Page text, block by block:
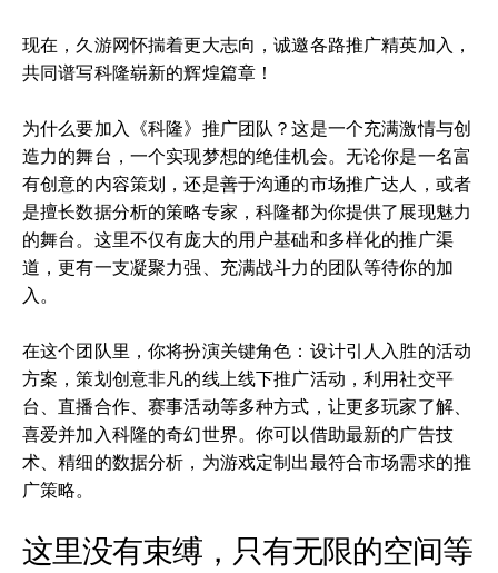
现在，久游网怀揣着更大志向，诚邀各路推广精英加入，
共同谱写科隆崭新的辉煌篇章！
为什么要加入《科隆》推广团队？这是一个充满激情与创
造力的舞台，一个实现梦想的绝佳机会。无论你是一名富
有创意的内容策划，还是善于沟通的市场推广达人，或者
是擅长数据分析的策略专家，科隆都为你提供了展现魅力
的舞台。这里不仅有庞大的用户基础和多样化的推广渠
道，更有一支凝聚力强、充满战斗力的团队等待你的加
入。
在这个团队里，你将扮演关键角色：设计引人入胜的活动
方案，策划创意非凡的线上线下推广活动，利用社交平
台、直播合作、赛事活动等多种方式，让更多玩家了解、
喜爱并加入科隆的奇幻世界。你可以借助最新的广告技
术、精细的数据分析，为游戏定制出最符合市场需求的推
广策略。
这里没有束缚，只有无限的空间等